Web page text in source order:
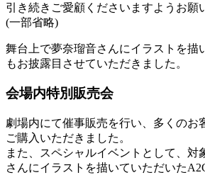
引き続きご愛顧くださいますようお願
(一部省略)
舞台上で夢奈瑠音さんにイラストを描
もお披露目させていただきました。
会場内特別販売会
劇場内にて催事販売を行い、多くのお
ご購入いただきました。
また、スペシャルイベントとして、対
さんにイラストを描いていただいた